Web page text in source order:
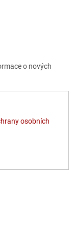
o nových
osobních